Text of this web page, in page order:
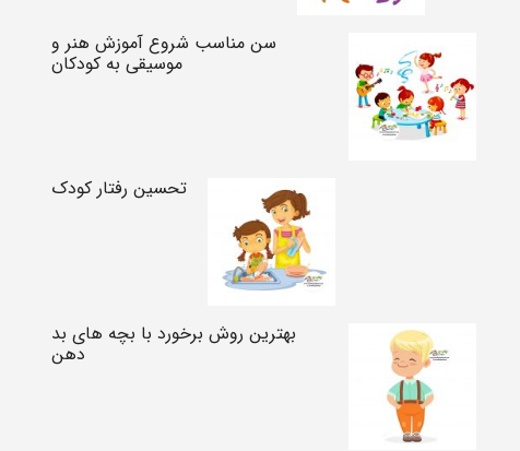
سن مناسب شروع آموزش هنر و
موسیقی به کودکان
تحسین رفتار کودک
بهترین روش برخورد با بچه های بد
دهن